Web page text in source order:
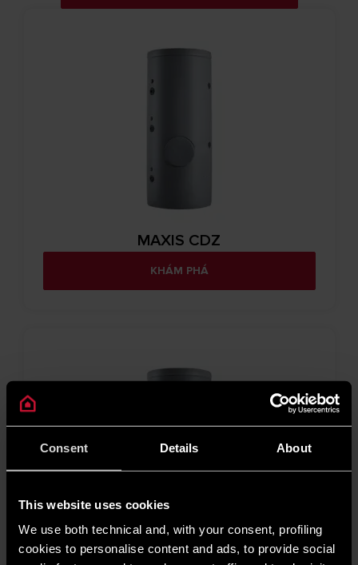
Consent Details About
This website uses cookies
We use both technical and, with your consent, profiling
cookies to personalise content and ads, to provide social
MAXIS CDZ
KHÁM PHÁ
MAXIS CD1